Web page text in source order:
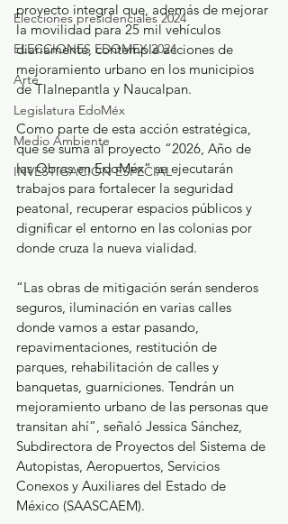
Elecciones presidenciales 2024
ELECCIONES EDOMEX 2024
Arte
Legislatura EdoMéx
Medio Ambiente
INVESTIGACIÓN ESPECIAL
proyecto integral que, además de mejorar
la movilidad para 25 mil vehículos
diariamente, contempla acciones de
mejoramiento urbano en los municipios
de Tlalnepantla y Naucalpan.
Como parte de esta acción estratégica,
que se suma al proyecto “2026, Año de
las Obras en EdoMéx” se ejecutarán
trabajos para fortalecer la seguridad
peatonal, recuperar espacios públicos y
dignificar el entorno en las colonias por
donde cruza la nueva vialidad.
“Las obras de mitigación serán senderos
seguros, iluminación en varias calles
donde vamos a estar pasando,
repavimentaciones, restitución de
parques, rehabilitación de calles y
banquetas, guarniciones. Tendrán un
mejoramiento urbano de las personas que
transitan ahí”, señaló Jessica Sánchez,
Subdirectora de Proyectos del Sistema de
Autopistas, Aeropuertos, Servicios
Conexos y Auxiliares del Estado de
México (SAASCAEM).